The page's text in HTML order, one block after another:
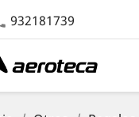
932181739